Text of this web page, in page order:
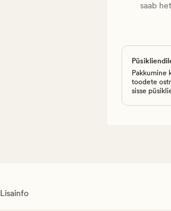
saab
Pakkumine
toodete
sisse
Lisainfo